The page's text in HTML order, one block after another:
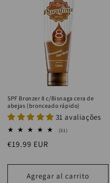
SPF Bronzer 8 c/Bisnaga cera de
abejas (bronceado rápido)
31 avaliações
(31)
Precio
€19.99 EUR
Agregar al carrito